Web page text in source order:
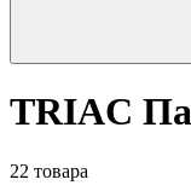
TRIAC
22 товара